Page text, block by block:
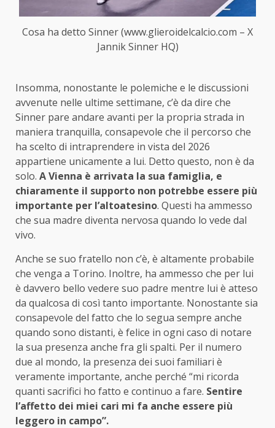
Cosa ha detto Sinner (www.glieroidelcalcio.com – X
Jannik Sinner HQ)
Insomma, nonostante le polemiche e le discussioni
avvenute nelle ultime settimane, c’è da dire che
Sinner pare andare avanti per la propria strada in
maniera tranquilla, consapevole che il percorso che
ha scelto di intraprendere in vista del 2026
appartiene unicamente a lui. Detto questo, non è da
solo. A Vienna è arrivata la sua famiglia, e
chiaramente il supporto non potrebbe essere più
importante per l’altoatesino. Questi ha ammesso
che sua madre diventa nervosa quando lo vede dal
vivo.
Anche se suo fratello non c’è, è altamente probabile
che venga a Torino. Inoltre, ha ammesso che per lui
è davvero bello vedere suo padre mentre lui è atteso
da qualcosa di così tanto importante. Nonostante sia
consapevole del fatto che lo segua sempre anche
quando sono distanti, è felice in ogni caso di notare
la sua presenza anche fra gli spalti. Per il numero
due al mondo, la presenza dei suoi familiari è
veramente importante, anche perché “mi ricorda
quanti sacrifici ho fatto e continuo a fare. Sentire
l’affetto dei miei cari mi fa anche essere più
leggero in campo”.